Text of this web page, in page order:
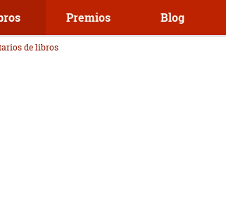
Premios Blog
de libros